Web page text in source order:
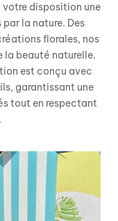
votre disposition une
la nature. Des
florales, nos
la beauté naturelle.
est conçu avec
garantissant une
tout en respectant